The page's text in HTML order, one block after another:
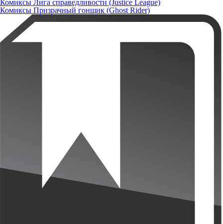
Комиксы Лига справедливости (Justice League)
Комиксы Призрачный гонщик (Ghost Rider)